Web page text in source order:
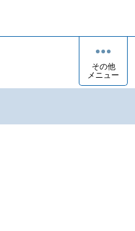
その他
メニュー